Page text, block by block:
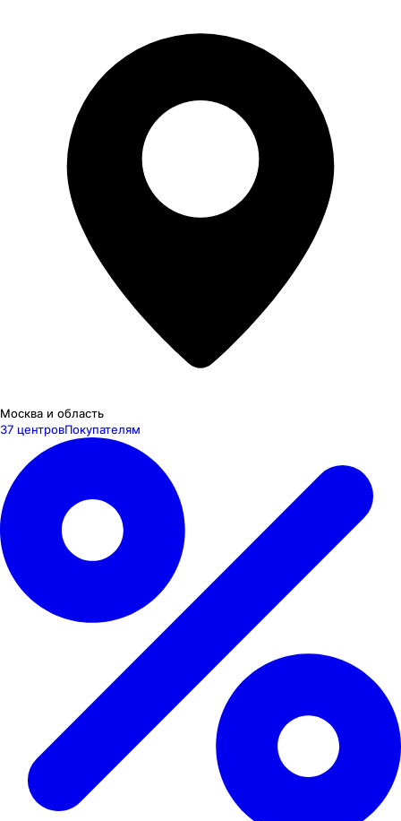
Москва и область
37 центровПокупателям